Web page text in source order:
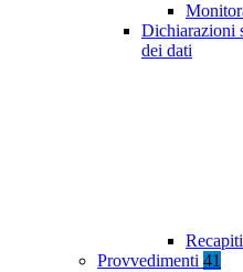
Dichiarazioni
dei dati
Provvedimenti 41